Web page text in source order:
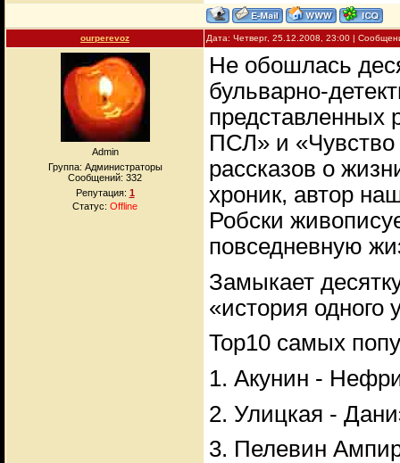
ourperevoz Дата: Четверг, 25.12.2008, 23:00 |
Admin
Группа: Администраторы
Сообщений: 332
Репутация: 1
Статус: Offline
Не обошлась
бульварно-
представленных
ПСЛ» и «Чувство
рассказов о
хроник, автор
Робски
повседневную
Замыкает
«история
Top10 самых
1. Акунин -
2. Улицкая -
3. Пелевин